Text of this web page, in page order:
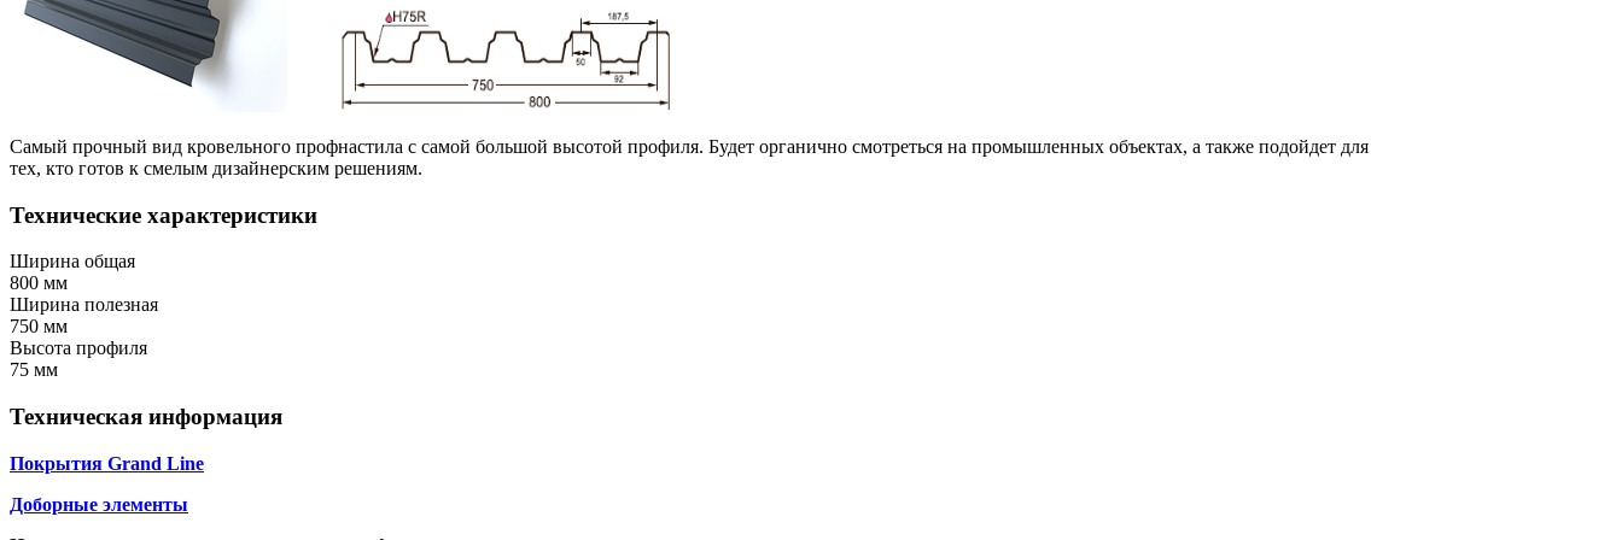
Самый прочный вид кровельного профнастила с самой большой высотой профиля. Будет органично смотреться на промышленных объектах, а также подойдет для
тех, кто готов к смелым дизайнерским решениям.
Технические характеристики
Ширина общая
800 мм
Ширина полезная
750 мм
Высота профиля
75 мм
Техническая информация
Покрытия Grand Line
Доборные элементы